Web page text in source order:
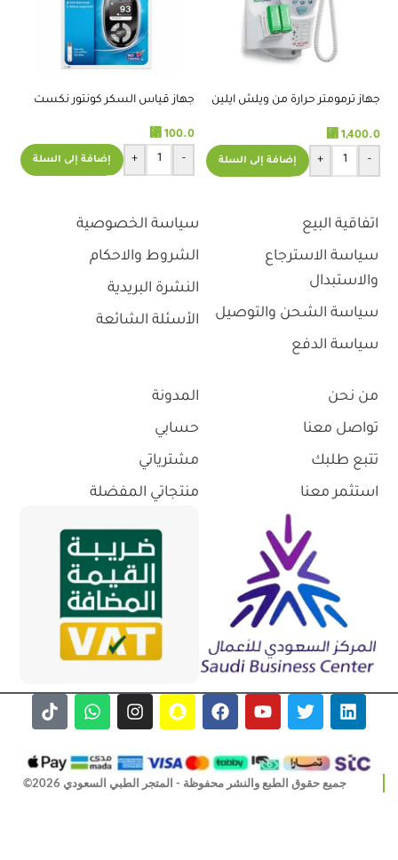
جهاز ترمومتر حرارة من ويلش ايلين
⃁ 1,400.0
-
+ إضافة إلى السلة
جهاز قياس السكر كونتور نكست
⃁ 100.0
-
+ إضافة إلى السلة
اتفاقية البيع
سياسة الاسترجاع
والاستبدال
سياسة الشحن والتوصيل
سياسة الدفع
سياسة الخصوصية
الشروط والاحكام
النشرة البريدية
الأسئلة الشائعة
من نحن
تواصل معنا
تتبع طلبك
استثمر معنا
المدونة
حسابي
مشترياتي
منتجاتي المفضلة
جميع حقوق الطبع والنشر محفوظة - المتجر الطبي السعودي 2026©